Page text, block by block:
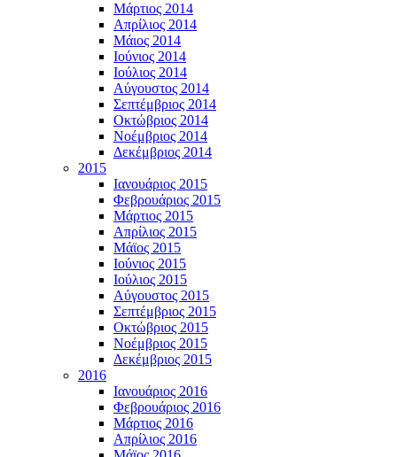
Μάρτιος 2014
Απρίλιος 2014
Μάιος 2014
Ιούνιος 2014
Ιούλιος 2014
Αύγουστος 2014
Σεπτέμβριος 2014
Οκτώβριος 2014
Νοέμβριος 2014
Δεκέμβριος 2014
2015
Ιανουάριος 2015
Φεβρουάριος 2015
Μάρτιος 2015
Απρίλιος 2015
Μάϊος 2015
Ιούνιος 2015
Ιούλιος 2015
Αύγουστος 2015
Σεπτέμβριος 2015
Οκτώβριος 2015
Νοέμβριος 2015
Δεκέμβριος 2015
2016
Ιανουάριος 2016
Φεβρουάριος 2016
Μάρτιος 2016
Απρίλιος 2016